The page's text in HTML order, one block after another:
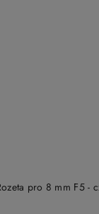
pro 8 mm F5 -